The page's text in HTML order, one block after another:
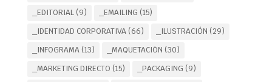
_EDITORIAL(9) _EMAILING (15)
_IDENTIDAD CORPORATIVA(66) _ILUSTRACIÓN (29)
_INFOGRAMA(13) _MAQUETACIÖN (30)
_MARKETING DIRECTO (15) _PACKAGING (9)